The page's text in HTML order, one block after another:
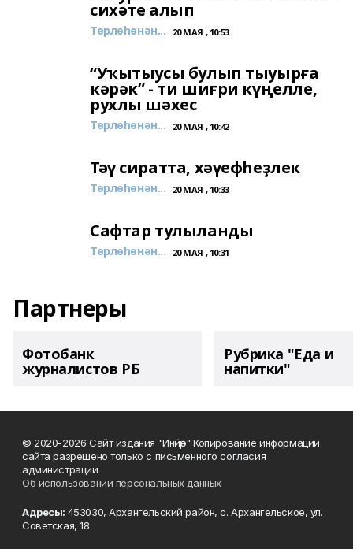
сихәте алып
Төрлөһөнән... 20 МАЯ , 10:53
“Уҡытыусы булып тыуырға
кәрәк” - ти шиғри күңелле,
рухлы шәхес
Төрлөһөнән... 20 МАЯ , 10:42
Тәү сиратта, хәүефһеҙлек
Төрлөһөнән... 20 МАЯ , 10:33
Сафтар тулыланды
Төрлөһөнән... 20 МАЯ , 10:31
Партнеры
Фотобанк
журналистов РБ
Рубрика "Еда и
напитки"
© 2020-2026 Сайт издания "Инйәр" Копирование информации
сайта разрешено только с письменного согласия
администрации
Об использовании персональных данных
Адресы: 453030, Архангельский район, с. Архангельское, ул.
Советская, 18